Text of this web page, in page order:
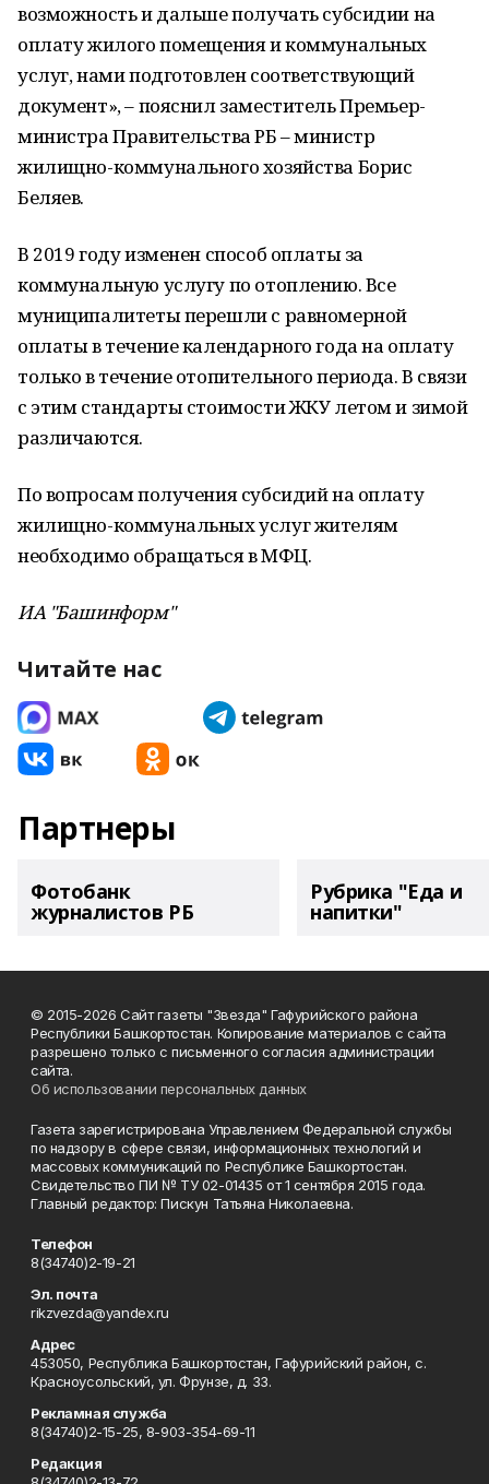
возможность и дальше получать субсидии на
оплату жилого помещения и коммунальных
услуг, нами подготовлен соответствующий
документ», – пояснил заместитель Премьер-
министра Правительства РБ – министр
жилищно-коммунального хозяйства Борис
Беляев.
В 2019 году изменен способ оплаты за
коммунальную услугу по отоплению. Все
муниципалитеты перешли с равномерной
оплаты в течение календарного года на оплату
только в течение отопительного периода. В связи
с этим стандарты стоимости ЖКУ летом и зимой
различаются.
По вопросам получения субсидий на оплату
жилищно-коммунальных услуг жителям
необходимо обращаться в МФЦ.
ИА "Башинформ"
Читайте нас
Партнеры
Фотобанк
журналистов РБ
Рубрика "Еда и
напитки"
© 2015-2026 Сайт газеты "Звезда" Гафурийского района
Республики Башкортостан. Копирование материалов с сайта
разрешено только с письменного согласия администрации
сайта.
Об использовании персональных данных
Газета зарегистрирована Управлением Федеральной службы
по надзору в сфере связи, информационных технологий и
массовых коммуникаций по Республике Башкортостан.
Свидетельство ПИ № ТУ 02-01435 от 1 сентября 2015 года.
Главный редактор: Пискун Татьяна Николаевна.
Телефон
8(34740)2-19-21
Эл. почта
rikzvezda@yandex.ru
Адрес
453050, Республика Башкортостан, Гафурийский район, с.
Красноусольский, ул. Фрунзе, д. 33.
Рекламная служба
8(34740)2-15-25, 8-903-354-69-11
Редакция